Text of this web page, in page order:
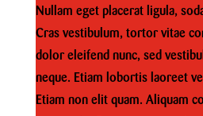
Nullam eget placerat ligula,
Cras vestibulum, tortor vitae
dolor eleifend nunc, sed
neque. Etiam lobortis laoreet
Etiam non elit quam. Aliquam